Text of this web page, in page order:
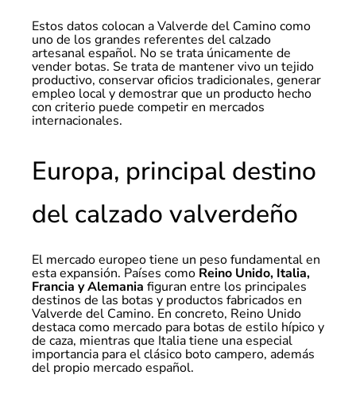
Estos datos colocan a Valverde del Camino como
uno de los grandes referentes del calzado
artesanal español. No se trata únicamente de
vender botas. Se trata de mantener vivo un tejido
productivo, conservar oficios tradicionales, generar
empleo local y demostrar que un producto hecho
con criterio puede competir en mercados
internacionales.
Europa, principal destino
del calzado valverdeño
El mercado europeo tiene un peso fundamental en
esta expansión. Países como Reino Unido, Italia,
Francia y Alemania figuran entre los principales
destinos de las botas y productos fabricados en
Valverde del Camino. En concreto, Reino Unido
destaca como mercado para botas de estilo hípico y
de caza, mientras que Italia tiene una especial
importancia para el clásico boto campero, además
del propio mercado español.